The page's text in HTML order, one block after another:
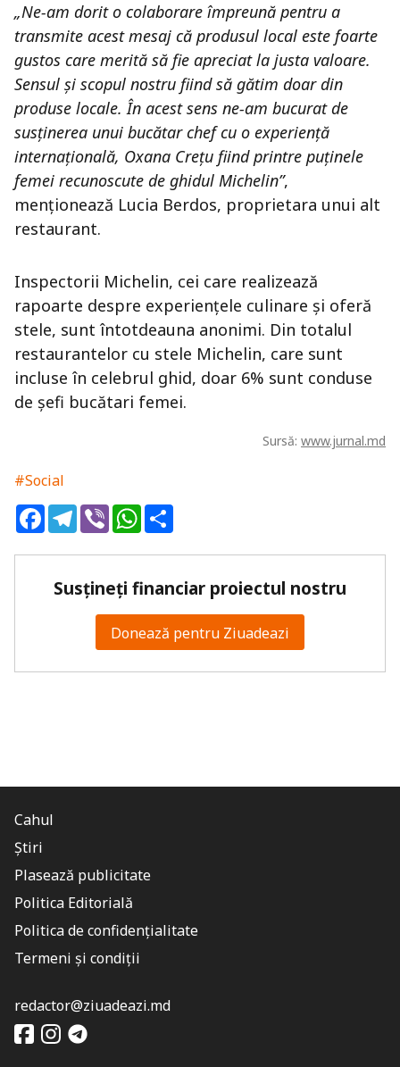
„Ne-am dorit o colaborare împreună pentru a
transmite acest mesaj că produsul local este foarte
gustos care merită să fie apreciat la justa valoare.
Sensul și scopul nostru fiind să gătim doar din
produse locale. În acest sens ne-am bucurat de
susținerea unui bucătar chef cu o experiență
internațională, Oxana Crețu fiind printre puținele
femei recunoscute de ghidul Michelin”,
menționează Lucia Berdos, proprietara unui alt
restaurant.
Inspectorii Michelin, cei care realizează
rapoarte despre experiențele culinare și oferă
stele, sunt întotdeauna anonimi. Din totalul
restaurantelor cu stele Michelin, care sunt
incluse în celebrul ghid, doar 6% sunt conduse
de șefi bucătari femei.
Sursă: www.jurnal.md
#Social
FacebookTelegram
ViberWhatsApp
Susțineți financiar proiectul nostru
Donează pentru Ziuadeazi
Cahul
Știri
Plasează publicitate
Politica Editorială
Politica de confidențialitate
Termeni și condiții
redactor@ziuadeazi.md